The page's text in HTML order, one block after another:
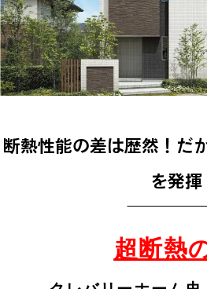
断熱性能の差は歴然！だ
を発揮
超断熱